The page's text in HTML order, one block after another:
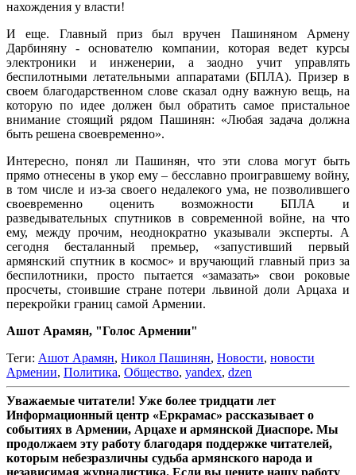
нахождения у власти!
И еще. Главный приз был вручен Пашиняном Армену
Дарбиняну - основателю компании, которая ведет курсы
электроники и инженерии, а заодно учит управлять
беспилотными летательными аппаратами (БПЛА). Призер в
своем благодарственном слове сказал одну важную вещь, на
которую по идее должен был обратить самое пристальное
внимание стоящий рядом Пашинян: «Любая задача должна
быть решена своевременно».
Интересно, понял ли Пашинян, что эти слова могут быть
прямо отнесены в укор ему – бесславно проигравшему войну,
в том числе и из-за своего недалекого ума, не позволившего
своевременно оценить возможности БПЛА и
разведывательных спутников в современной войне, на что
ему, между прочим, неоднократно указывали эксперты. А
сегодня бесталанный премьер, «запустивший первый
армянский спутник в космос» и вручающий главный приз за
беспилотники, просто пытается «замазать» свои роковые
просчеты, стоившие стране потери львиной доли Арцаха и
перекройки границ самой Армении.
Ашот Арамян, "Голос Армении"
Теги: Ашот Арамян, Никол Пашинян, Новости, новости
Армении, Политика, Общество, yandex, dzen
Уважаемые читатели! Уже более тридцати лет
Информационный центр «Еркрамас» рассказывает о
событиях в Армении, Арцахе и армянской Диаспоре. Мы
продолжаем эту работу благодаря поддержке читателей,
которым небезразличны судьба армянского народа и
независимая журналистика. Если вы цените нашу работу